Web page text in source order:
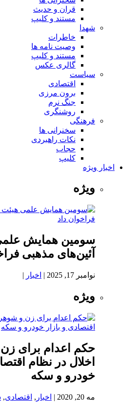
قران و حدیث
مستند و کلیپ
شهدا
خاطرات
وصیت نامه ها
مستند و کلیپ
گالری عکس
سیاست
اقتصادی
برون مرزی
جنگ نرم
روشنگری
فرهنگی
سخنرانی ها
نکات راهبردی
حجاب
کلیپ
اخبار ویژه
ویژه
سومین همایش
آئین‌های مذهبی
نوامبر 17, 2025 | اخبار |
ویژه
حکم اعدام برای
اخلال در نظام
خودرو و سکه
مه 20, 2020 | اخبار , اقتصادی,